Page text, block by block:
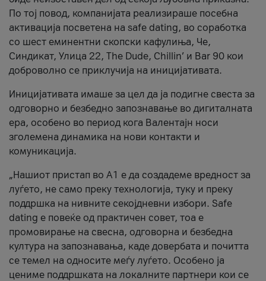
По тој повод, компанијата реализираше посебна
активација посветена на safe dating, во соработка
со шест еминентни скопски кафулиња, Че,
Синдикат, Улица 22, The Dude, Chillin’ и Bar 90 кои
доброволно се приклучија на иницијативата.
Иницијативата имаше за цел да ја подигне свеста за
одговорно и безбедно запознавање во дигиталната
ера, особено во период кога Валентајн носи
зголемена динамика на нови контакти и
комуникација.
„Нашиот пристап во А1 е да создадеме вредност за
луѓето, не само преку технологија, туку и преку
поддршка на нивните секојдневни избори. Safe
dating е повеќе од практичен совет, тоа е
промовирање на свесна, одговорна и безбедна
култура на запознавања, каде довербата и почитта
се темел на односите меѓу луѓето. Особено ја
цениме поддршката на локалните партнери кои се